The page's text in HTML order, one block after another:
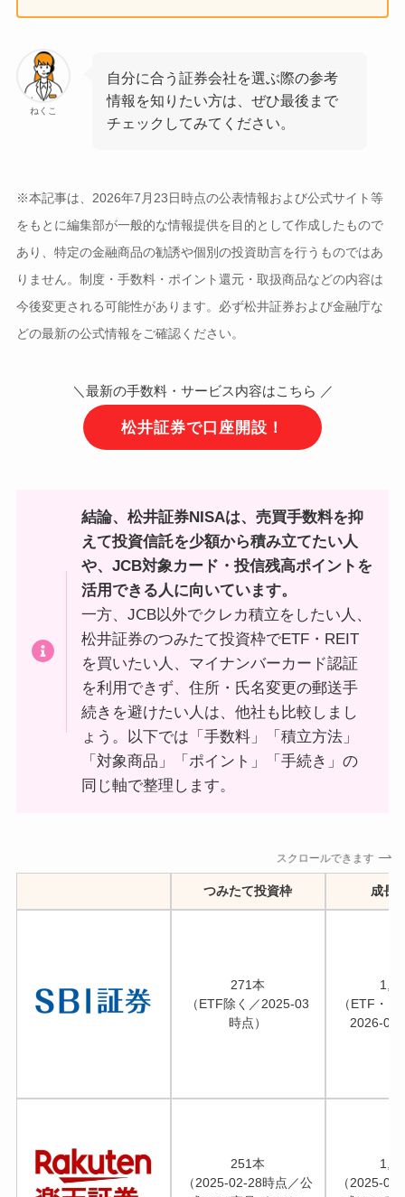
ねくこ
自分に合う証券会社を選ぶ際の参考
情報を知りたい方は、ぜひ最後まで
チェックしてみてください。
※本記事は、2026年7月23日時点の公表情報および公式サイト等
をもとに編集部が一般的な情報提供を目的として作成したもので
あり、特定の金融商品の勧誘や個別の投資助言を行うものではあ
りません。制度・手数料・ポイント還元・取扱商品などの内容は
今後変更される可能性があります。必ず松井証券および金融庁な
どの最新の公式情報をご確認ください。
＼最新の手数料・サービス内容はこちら ／
松井証券で口座開設！
結論、松井証券NISAは、売買手数料を抑
えて投資信託を少額から積み立てたい人
や、JCB対象カード・投信残高ポイントを
活用できる人に向いています。
一方、JCB以外でクレカ積立をしたい人、
松井証券のつみたて投資枠でETF・REIT
を買いたい人、マイナンバーカード認証
を利用できず、住所・氏名変更の郵送手
続きを避けたい人は、他社も比較しまし
ょう。以下では「手数料」「積立方法」
「対象商品」「ポイント」「手続き」の
同じ軸で整理します。
スクロールできます
つみたて投資枠 成長
271本
（ETF除く／2025-03
時点）
（ETF・
2026-
251本
（2025-02-28時点／公
（2025-